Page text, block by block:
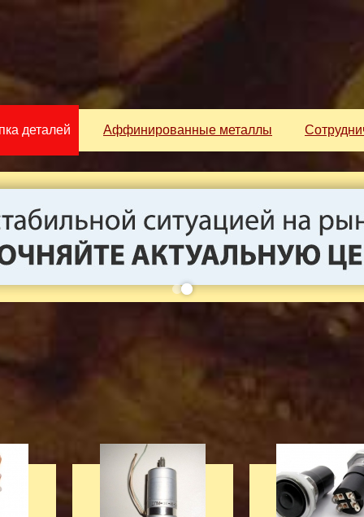
деталей Аффинированные металлы